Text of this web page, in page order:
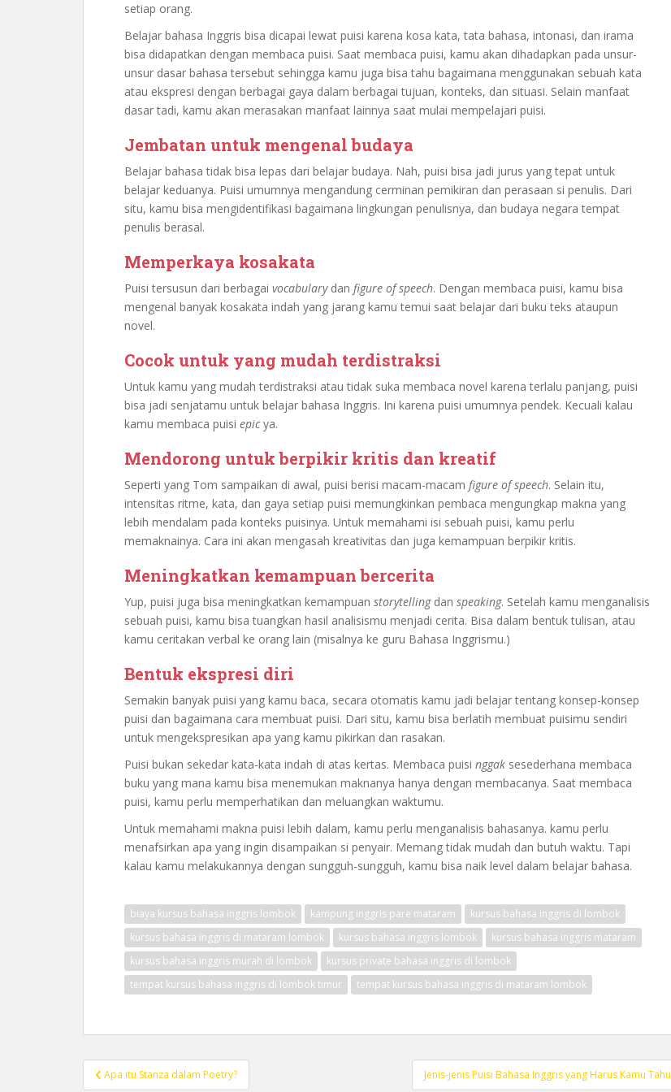
setiap orang.
Belajar bahasa Inggris bisa dicapai lewat puisi karena kosa kata, tata bahasa, intonasi, dan irama
bisa didapatkan dengan membaca puisi. Saat membaca puisi, kamu akan dihadapkan pada unsur-
unsur dasar bahasa tersebut sehingga kamu juga bisa tahu bagaimana menggunakan sebuah kata
atau ekspresi dengan berbagai gaya dalam berbagai tujuan, konteks, dan situasi. Selain manfaat
dasar tadi, kamu akan merasakan manfaat lainnya saat mulai mempelajari puisi.
Jembatan untuk mengenal budaya
Belajar bahasa tidak bisa lepas dari belajar budaya. Nah, puisi bisa jadi jurus yang tepat untuk
belajar keduanya. Puisi umumnya mengandung cerminan pemikiran dan perasaan si penulis. Dari
situ, kamu bisa mengidentifikasi bagaimana lingkungan penulisnya, dan budaya negara tempat
penulis berasal.
Memperkaya kosakata
Puisi tersusun dari berbagai vocabulary dan figure of speech. Dengan membaca puisi, kamu bisa
mengenal banyak kosakata indah yang jarang kamu temui saat belajar dari buku teks ataupun
novel.
Cocok untuk yang mudah terdistraksi
Untuk kamu yang mudah terdistraksi atau tidak suka membaca novel karena terlalu panjang, puisi
bisa jadi senjatamu untuk belajar bahasa Inggris. Ini karena puisi umumnya pendek. Kecuali kalau
kamu membaca puisi epicya.
Mendorong untuk berpikir kritis dan kreatif
Seperti yang Tom sampaikan di awal, puisi berisi macam-macam figure of speech. Selain itu,
intensitas ritme, kata, dan gaya setiap puisi memungkinkan pembaca mengungkap makna yang
lebih mendalam pada konteks puisinya. Untuk memahami isi sebuah puisi, kamu perlu
memaknainya. Cara ini akan mengasah kreativitas dan juga kemampuan berpikir kritis.
Meningkatkan kemampuan bercerita
Yup, puisi juga bisa meningkatkan kemampuan storytellingdan speaking. Setelah kamu menganalisis
sebuah puisi, kamu bisa tuangkan hasil analisismu menjadi cerita. Bisa dalam bentuk tulisan, atau
kamu ceritakan verbal ke orang lain (misalnya ke guru Bahasa Inggrismu.)
Bentuk ekspresi diri
Semakin banyak puisi yang kamu baca, secara otomatis kamu jadi belajar tentang konsep-konsep
puisi dan bagaimana cara membuat puisi. Dari situ, kamu bisa berlatih membuat puisimu sendiri
untuk mengekspresikan apa yang kamu pikirkan dan rasakan.
Puisi bukan sekedar kata-kata indah di atas kertas. Membaca puisi nggak sesederhana membaca
buku yang mana kamu bisa menemukan maknanya hanya dengan membacanya. Saat membaca
puisi, kamu perlu memperhatikan dan meluangkan waktumu.
Untuk memahami makna puisi lebih dalam, kamu perlu menganalisis bahasanya. kamu perlu
menafsirkan apa yang ingin disampaikan si penyair. Memang tidak mudah dan butuh waktu. Tapi
kalau kamu melakukannya dengan sungguh-sungguh, kamu bisa naik level dalam belajar bahasa.
biaya kursus bahasa inggris lombok kampung inggris pare mataram
kursus bahasa inggris di lombok
kursus bahasa inggris di mataram lombok
kursus bahasa inggris lombok
kursus bahasa inggris mataram
kursus bahasa inggris murah di lombok
kursus private bahasa inggris di lombok
tempat kursus bahasa inggris di lombok timur
tempat kursus bahasa inggris di mataram lombok
PostApa itu Stanza dalam Poetry? Jenis-jenis Puisi Bahasa Inggris yang Harus Kamu Tahu